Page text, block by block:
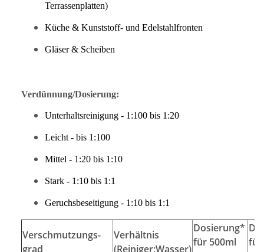
Terrassenplatten)
Küche & Kunststoff- und Edelstahlfronten
Gläser & Scheiben
Verdünnung/Dosierung:
Unterhaltsreinigung - 1:100 bis 1:20
Leicht - bis 1:100
Mittel - 1:20 bis 1:10
Stark - 1:10 bis 1:1
Geruchsbeseitigung - 1:10 bis 1:1
Verschmutzungs-
grad
Verhältnis
(Reiniger:Wasser)
Dosierung*
für 500ml
für